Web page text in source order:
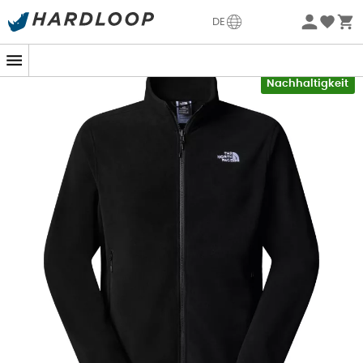
DE
Sommerangebote🔥 -5% EXTRA ab 2 Produkten* Code
Nachhaltigkeit